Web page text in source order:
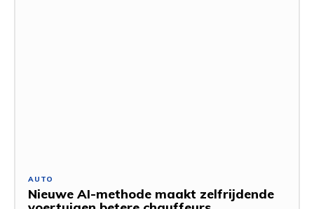
AUTO
Nieuwe AI-methode maakt zelfrijdende